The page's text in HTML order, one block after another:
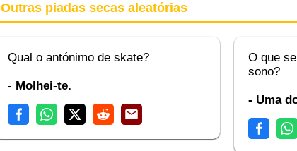
Outras piadas secas aleatórias
Qual o antónimo de skate?
- Molhei-te.
O que
sono?
- Uma